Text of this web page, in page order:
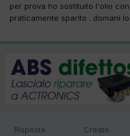
per prova ho sostituito l'olio
praticamente sparito . domani
Risposte Creato